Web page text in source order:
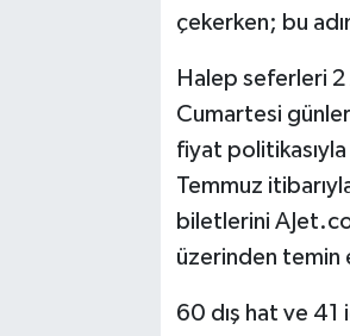
çekerken; bu
Halep seferleri
Cumartesi
fiyat
Temmuz
biletlerini
üzerinden temin
60 dış hat ve